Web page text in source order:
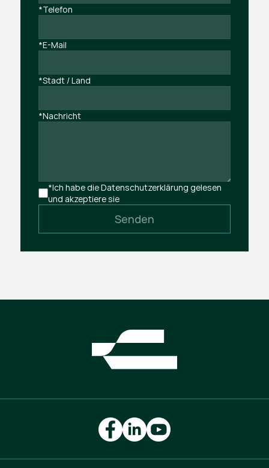
*Telefon
*E-Mail
*Stadt / Land
*Nachricht
*Ich habe die Datenschutzerklärung gelesen
und akzeptiere sie
Senden